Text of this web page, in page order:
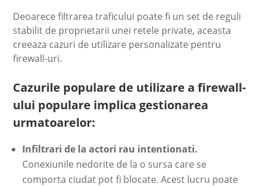
Deoarece filtrarea traficului poate fi un set de reguli
stabilit de proprietarii unei retele private, aceasta
creeaza cazuri de utilizare personalizate pentru
firewall-uri.
Cazurile populare de utilizare a firewall-
ului populare implica gestionarea
urmatoarelor:
Infiltrari de la actori rau intentionati.
Conexiunile nedorite de la o sursa care se
comporta ciudat pot fi blocate. Acest lucru poate